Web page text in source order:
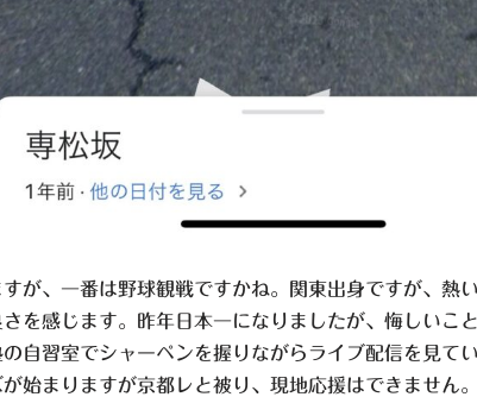
が、一番は野球観戦ですかね。関東出身ですが、熱
を感じます。昨年日本一になりましたが、悔しいこ
自習室でシャーペンを握りながらライブ配信を見て
始まりますが京都レと被り、現地応援はできません